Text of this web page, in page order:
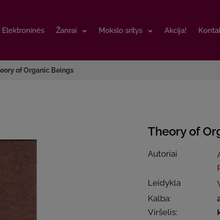
Elektroninės Žanrai Mokslo sritys Akcija!
Elektroninės Žanrai Mokslo sritys Akcija!
of Organic Beings
Theory of
Autoriai
Leidykla
Kalba:
Viršelis: